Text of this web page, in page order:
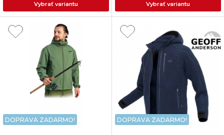
Vybrať variantu Vybrať variantu
DOPRAVA ZADARMO! DOPRAVA ZADARMO!